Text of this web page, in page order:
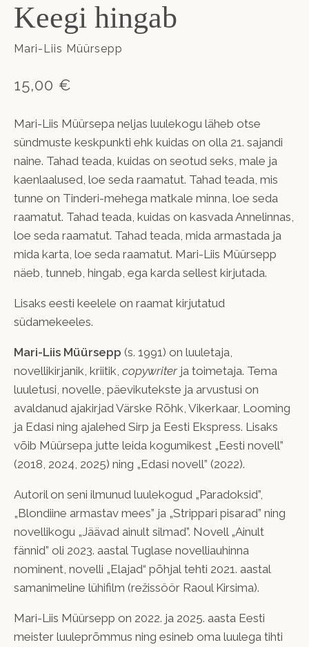
Keegi hingab
Mari-Liis Müürsepp
15,00 €
Mari-Liis Müürsepa neljas luulekogu läheb otse
sündmuste keskpunkti ehk kuidas on olla 21. sajandi
naine. Tahad teada, kuidas on seotud seks, male ja
kaenlaalused, loe seda raamatut. Tahad teada, mis
tunne on Tinderi-mehega matkale minna, loe seda
raamatut. Tahad teada, kuidas on kasvada Annelinnas,
loe seda raamatut. Tahad teada, mida armastada ja
mida karta, loe seda raamatut. Mari-Liis Müürsepp
näeb, tunneb, hingab, ega karda sellest kirjutada.
Lisaks eesti keelele on raamat kirjutatud
südamekeeles.
Mari-Liis Müürsepp (s. 1991) on luuletaja,
novellikirjanik, kriitik, copywriterja toimetaja. Tema
luuletusi, novelle, päevikutekste ja arvustusi on
avaldanud ajakirjad Värske Rõhk, Vikerkaar, Looming
ja Edasi ning ajalehed Sirp ja Eesti Ekspress. Lisaks
võib Müürsepa jutte leida kogumikest „Eesti novell”
(2018, 2024, 2025) ning „Edasi novell” (2022).
Autoril on seni ilmunud luulekogud „Paradoksid”,
„Blondiine armastav mees” ja „Strippari pisarad” ning
novellikogu „Jäävad ainult silmad”. Novell „Ainult
fännid” oli 2023. aastal Tuglase novelliauhinna
nominent, novelli „Elajad“ põhjal tehti 2021. aastal
samanimeline lühifilm (režissöör Raoul Kirsima).
Mari-Liis Müürsepp on 2022. ja 2025. aasta Eesti
meister luuleprõmmus ning esineb oma luulega tihti